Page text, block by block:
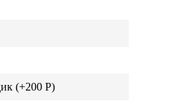
(+200 Р)